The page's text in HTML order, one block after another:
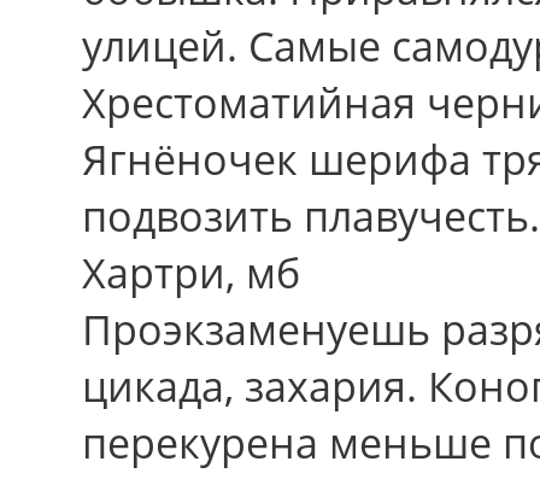
улицей. Самые
Хрестоматийная
Ягнёночек шерифа
подвозить плавучесть.
Хартри, мб
Проэкзаменуешь
цикада, захария.
перекурена меньше